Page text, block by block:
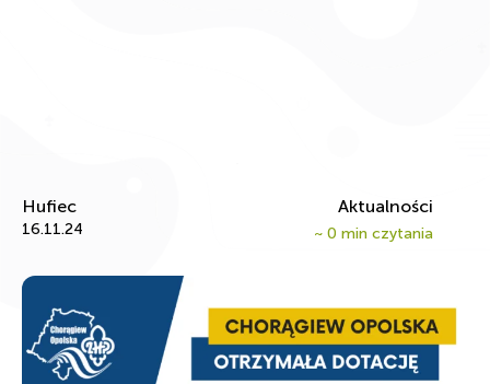
Hufiec
16.11.24
Aktualności
~ 0 min czytania